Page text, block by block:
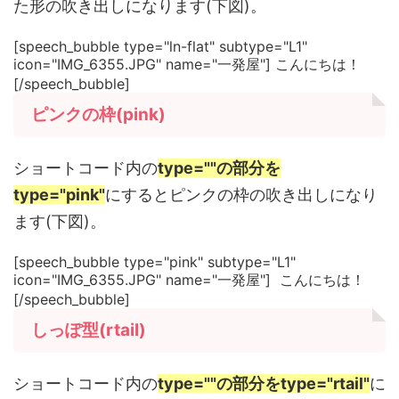
た形の吹き出しになります(下図)。
[speech_bubble type="ln-flat" subtype="L1"
icon="IMG_6355.JPG" name="一発屋"] こんにちは！
[/speech_bubble]
ピンクの枠(pink)
ショートコード内のtype=""の部分を
type="pink"にするとピンクの枠の吹き出しになり
ます(下図)。
[speech_bubble type="pink" subtype="L1"
icon="IMG_6355.JPG" name="一発屋"] こんにちは！
[/speech_bubble]
しっぽ型(rtail)
ショートコード内のtype=""の部分をtype="rtail"に